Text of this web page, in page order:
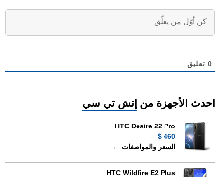
0 تعليق
احدث الأجهزة من إتش تي سي
HTC Desire 22 Pro
460 $
السعر والمواصفات ←
HTC Wildfire E2 Plus